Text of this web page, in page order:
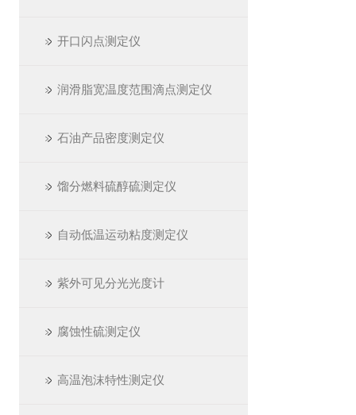
开口闪点测定仪
润滑脂宽温度范围滴点测定仪
石油产品密度测定仪
馏分燃料硫醇硫测定仪
自动低温运动粘度测定仪
紫外可见分光光度计
腐蚀性硫测定仪
高温泡沫特性测定仪